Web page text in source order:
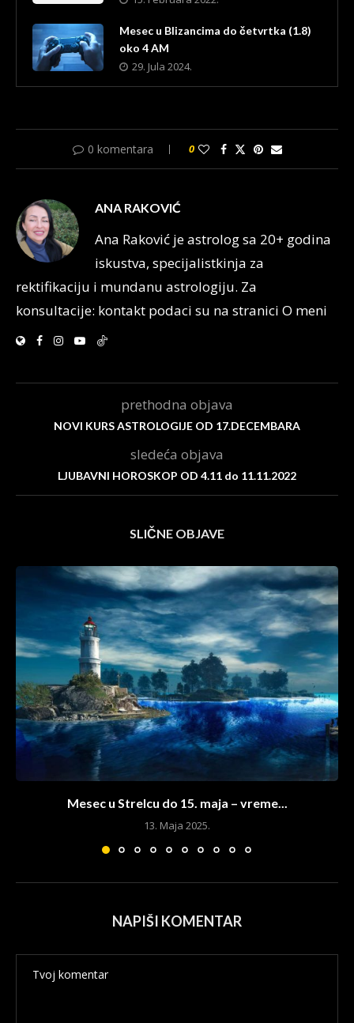
Mesec u Blizancima do četvrtka (1.8)
oko 4 AM
29. Jula 2024.
0 komentara 0
ANA RAKOVIĆ
Ana Raković je astrolog sa 20+ godina
iskustva, specijalistkinja za
rektifikaciju i mundanu astrologiju. Za
konsultacije: kontakt podaci su na stranici O meni
prethodna objava
NOVI KURS ASTROLOGIJE OD 17.DECEMBARA
sledeća objava
LJUBAVNI HOROSKOP OD 4.11 do 11.11.2022
SLIČNE OBJAVE
Mesec u Strelcu do 15. maja – vreme...
13. Maja 2025.
NAPIŠI KOMENTAR